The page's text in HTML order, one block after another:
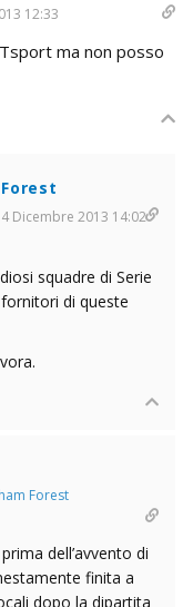
12:33
ma non posso
4 Dicembre 2013 14:02
squadre di Serie
di queste
Forest
dell’avvento di
finita a
dopo la dipartita